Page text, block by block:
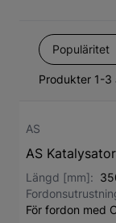
Sortera efter
Produkter 1-3
AS
AS
Längd [mm]:
För fordon med